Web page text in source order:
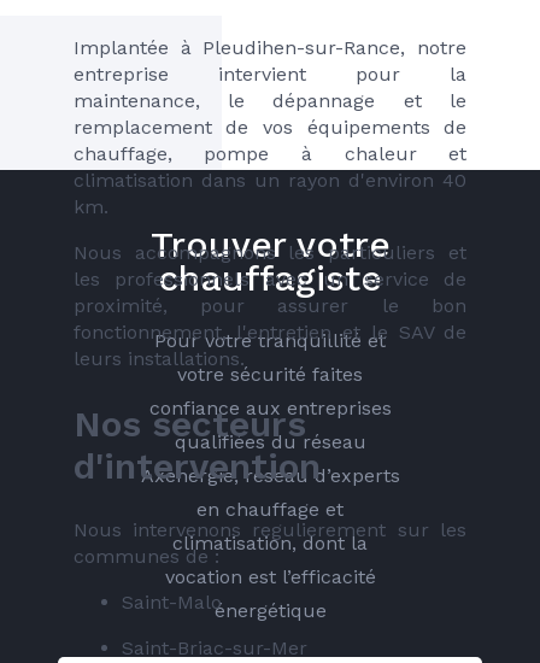
Implantée à Pleudihen-sur-Rance, notre
entreprise intervient pour la
maintenance, le dépannage et le
remplacement de vos équipements de
chauffage, pompe à chaleur et
climatisation dans un rayon d'environ 40
km.
Nous accompagnons les particuliers et
les professionnels avec un service de
proximité, pour assurer le bon
fonctionnement, l'entretien et le SAV de
leurs installations.
Nos secteurs
d'intervention
Nous intervenons regulierement sur les
communes de :
Saint-Malo
Saint-Briac-sur-Mer
Trouver votre
chauffagiste
Pour votre tranquillité et
votre sécurité faites
confiance aux entreprises
qualifiées du réseau
Axenergie, réseau d’experts
en chauffage et
climatisation, dont la
vocation est l’efficacité
énergétique